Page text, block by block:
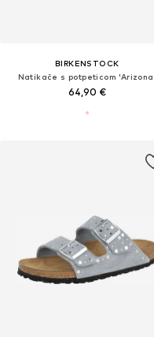
BIRKENSTOCK
Natikače s potpeticom
64,90 €